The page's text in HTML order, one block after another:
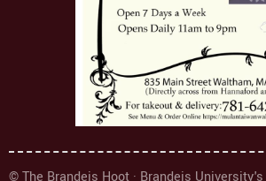
© The Brandeis Hoot · Brandeis